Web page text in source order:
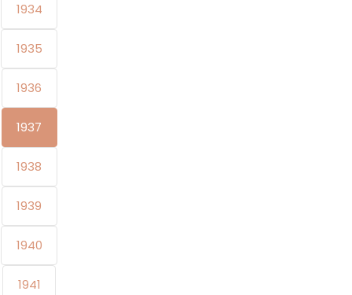
1934
1935
1936
1937
1938
1939
1940
1941